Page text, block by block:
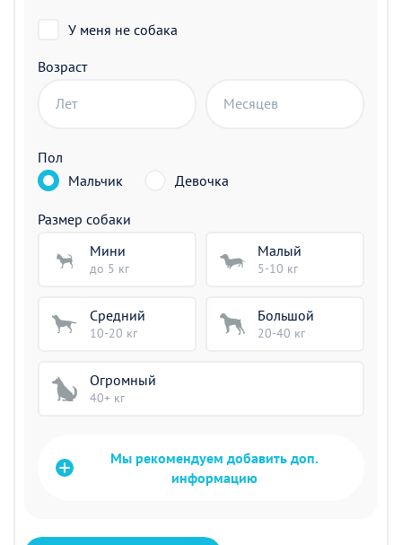
У меня не собака
Возраст
Лет Месяцев
Пол
Мальчик
Девочка
Размер собаки
Мини
до 5 кг
Малый
5-10 кг
Средний
10-20 кг
Большой
20-40 кг
Огромный
40+ кг
Мы рекомендуем добавить доп.
информацию